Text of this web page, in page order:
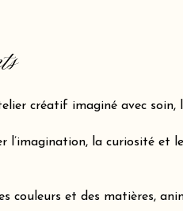
créatif imaginé avec soin,
l’imagination, la curiosité et
couleurs et des matières,